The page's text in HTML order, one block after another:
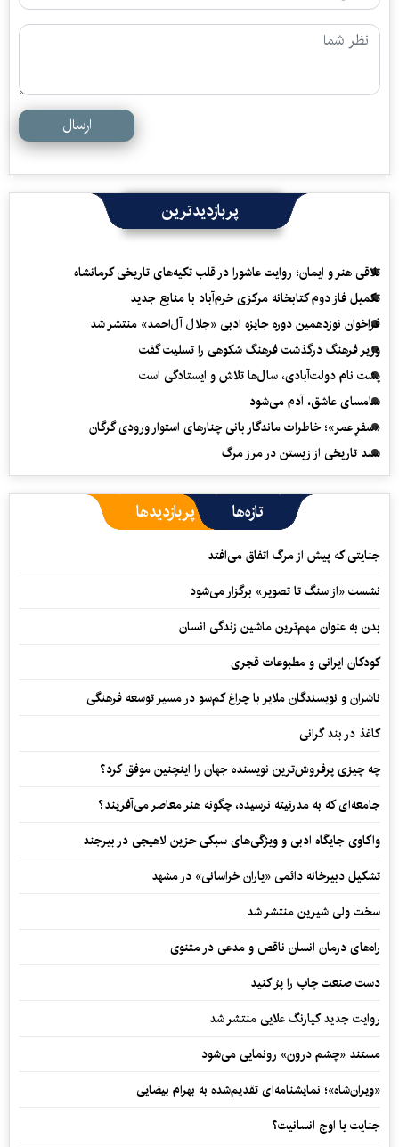
ارسال
پربازدیدترین
تلاقی هنر و ایمان؛ روایت عاشورا در قلب تکیه‌های تاریخی کرمانشاه
تکمیل فاز دوم کتابخانه مرکزی خرم‌آباد با منابع جدید
فراخوان نوزدهمین دوره جایزه ادبی «جلال آل‌احمد» منتشر شد
وزیر فرهنگ درگذشت فرهنگ شکوهی را تسلیت گفت
پشت نام دولت‌آبادی، سال‌ها تلاش و ایستادگی است
سامسای عاشق، آدم می‌شود
«سفرِ عمر»؛ خاطرات ماندگار بانی چنارهای استوار ورودی گرگان
سند تاریخی از زیستن در مرز مرگ
تازه‌ها پربازدیدها
جنایتی که پیش از مرگ اتفاق می‌افتد
نشست «از سنگ تا تصویر» برگزار می‌شود
بدن به عنوان مهم‌ترین ماشین زندگی انسان
کودکان ایرانی و مطبوعات قجری
ناشران و نویسندگان ملایر با چراغ کم‌سو در مسیر توسعه فرهنگی
کاغذ در بند گرانی
چه چیزی پرفروش‌ترین نویسنده جهان را اینچنین موفق کرد؟
جامعه‌ای که به مدرنیته نرسیده، چگونه هنر معاصر می‌آفریند؟
واکاوی جایگاه ادبی و ویژگی‌های سبکی حزین لاهیجی در بیرجند
تشکیل دبیرخانه دائمی «یاران خراسانی» در مشهد
سخت ولی شیرین منتشر شد
راه‌های درمان انسان ناقص و مدعی در مثنوی
دست صنعت چاپ را پرُ کنید
روایت جدید کیارنگ علایی منتشر شد
مستند «چشم درون» رونمایی می‌شود
«ویران‌شاه»؛ نمایشنامه‌ای تقدیم‌شده به بهرام بیضایی
جنایت یا اوج انسانیت؟